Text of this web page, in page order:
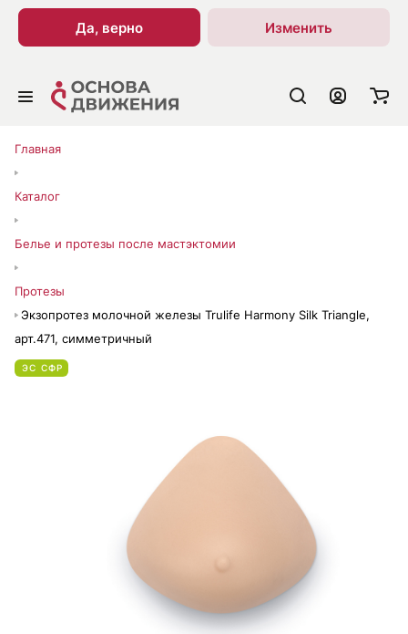
Да, верно Изменить
Главная
Каталог
Белье и протезы после мастэктомии
Протезы
Экзопротез молочной железы Trulife Harmony Silk Triangle,
арт.471, симметричный
ЭС СФР